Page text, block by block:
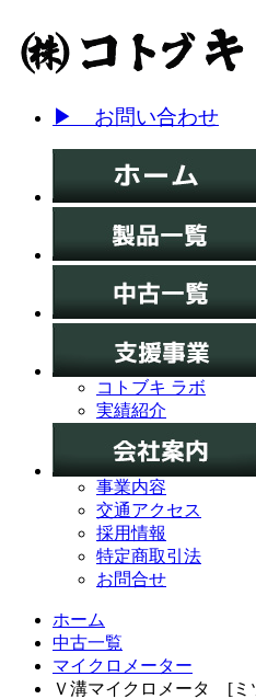
▶ お問い合わせ
コトブキ ラボ
実績紹介
事業内容
交通アクセス
採用情報
特定商取引法
お問合せ
ホーム
中古一覧
マイクロメーター
Ｖ溝マイクロメータ [